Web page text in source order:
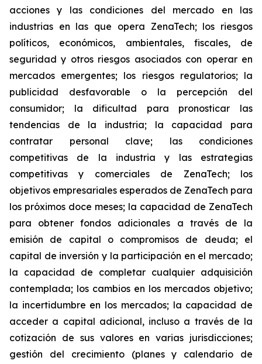
acciones y las condiciones del mercado en las
industrias en las que opera ZenaTech; los riesgos
políticos, económicos, ambientales, fiscales, de
seguridad y otros riesgos asociados con operar en
mercados emergentes; los riesgos regulatorios; la
publicidad desfavorable o la percepción del
consumidor; la dificultad para pronosticar las
tendencias de la industria; la capacidad para
contratar personal clave; las condiciones
competitivas de la industria y las estrategias
competitivas y comerciales de ZenaTech; los
objetivos empresariales esperados de ZenaTech para
los próximos doce meses; la capacidad de ZenaTech
para obtener fondos adicionales a través de la
emisión de capital o compromisos de deuda; el
capital de inversión y la participación en el mercado;
la capacidad de completar cualquier adquisición
contemplada; los cambios en los mercados objetivo;
la incertidumbre en los mercados; la capacidad de
acceder a capital adicional, incluso a través de la
cotización de sus valores en varias jurisdicciones;
gestión del crecimiento (planes y calendario de